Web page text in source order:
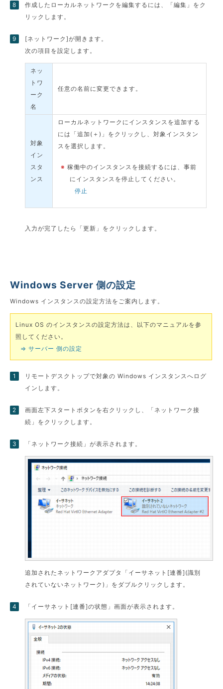
作成したローカルネットワークを編集するには、「編集」をク
リックします。
[ネットワーク]が開きます。
次の項目を設定します。
ネッ
トワ
ーク
名
任意の名前に変更できます。
対象
イン
スタ
ンス
ローカルネットワークにインスタンスを追加する
には「追加(＋)」をクリックし、対象インスタン
スを選択します。
※稼働中のインスタンスを接続するには、事前
にインスタンスを停止してください。
停止
入力が完了したら「更新」をクリックします。
Windows Server 側の設定
Windows インスタンスの設定方法をご案内します。
Linux OS のインスタンスの設定方法は、以下のマニュアルを参
照してください。
⇒ サーバー 側の設定
リモートデスクトップで対象の Windows インスタンスへログ
インします。
画面左下スタートボタンを右クリックし、「ネットワーク接
続」をクリックします。
「ネットワーク接続」が表示されます。
追加されたネットワークアダプタ「イーサネット[連番](識別
されていないネットワーク)」をダブルクリックします。
「イーサネット[連番]の状態」画面が表示されます。